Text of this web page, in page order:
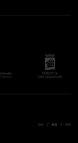
eu es en